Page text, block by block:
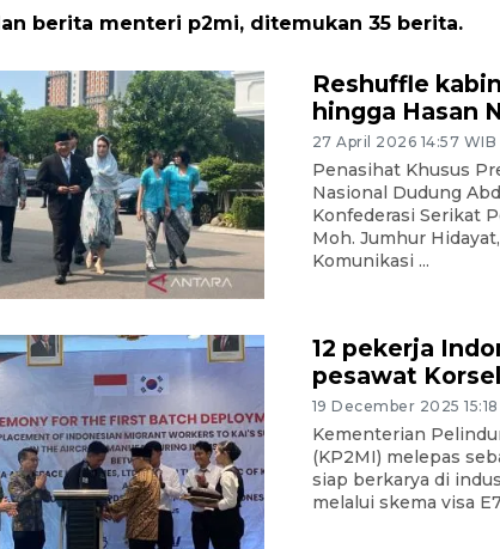
berita menteri p2mi, ditemukan 35 berita.
Reshuffle
hingga Hasan
27 April 2026 14:57 WIB
Penasihat Khusus
Nasional Dudung
Konfederasi Serikat
Moh. Jumhur
Komunikasi ...
12 pekerja
pesawat Korsel
19 December 2025
Kementerian
(KP2MI) melepas
siap berkarya di
melalui skema visa